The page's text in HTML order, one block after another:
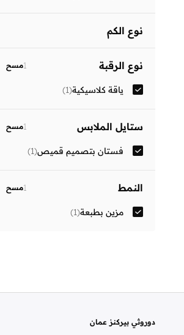
نوع الكم
نوع الرقبة 1مسح
ياقة كلاسيكية(
1
)
ستايل الملابس 1مسح
فستان بتصميم قميص(
1
)
النمط 1مسح
مزين بطبعة(
1
)
دوروثي بيركنز عمان